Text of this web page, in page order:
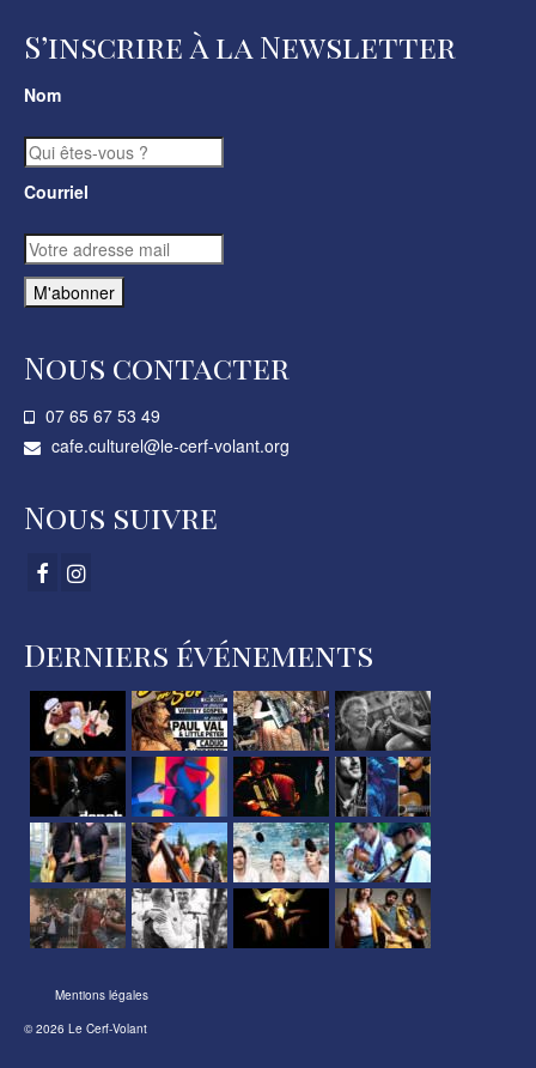
S’inscrire à la Newsletter
Nom
Courriel
Nous contacter
07 65 67 53 49­
cafe.culturel@le-cerf-volant.org
Nous suivre
Derniers événements
Mentions légales
© 2026 Le Cerf-Volant